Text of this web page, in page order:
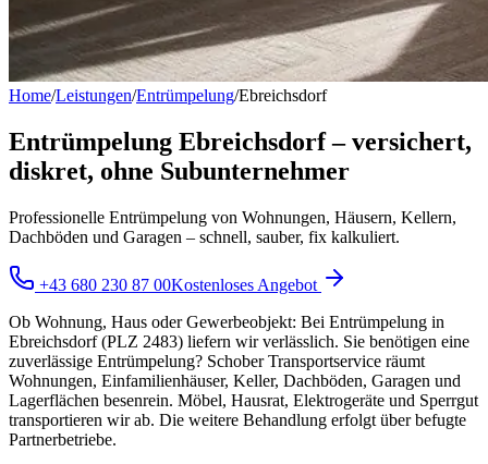
Home/Leistungen/Entrümpelung/Ebreichsdorf
Entrümpelung Ebreichsdorf – versichert,
diskret, ohne Subunternehmer
Professionelle Entrümpelung von Wohnungen, Häusern, Kellern,
Dachböden und Garagen – schnell, sauber, fix kalkuliert.
+43 680 230 87 00Kostenloses Angebot
Ob Wohnung, Haus oder Gewerbeobjekt: Bei Entrümpelung in
Ebreichsdorf (PLZ 2483) liefern wir verlässlich. Sie benötigen eine
zuverlässige Entrümpelung? Schober Transportservice räumt
Wohnungen, Einfamilienhäuser, Keller, Dachböden, Garagen und
Lagerflächen besenrein. Möbel, Hausrat, Elektrogeräte und Sperrgut
transportieren wir ab. Die weitere Behandlung erfolgt über befugte
Partnerbetriebe.